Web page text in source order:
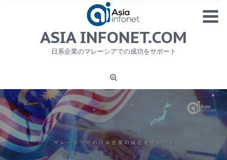
MENU
1
ニュース
労務サービス
プライバシーポリシー及び著作権について
お問合せ
ASIA INFONET.COM
日系企業のマレーシアでの成功をサポート